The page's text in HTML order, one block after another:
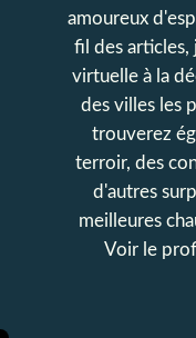
amoureux
fil des articles,
virtuelle à la
des villes les
trouverez
terroir, des
d'autres
meilleures
Voir le